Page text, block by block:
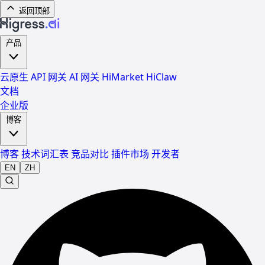
返回顶部
云原生 API 网关 AI 网关 HiMarket HiClaw
文档
企业版
博客技术词汇表 竞品对比 插件市场 开发者
EN ZH